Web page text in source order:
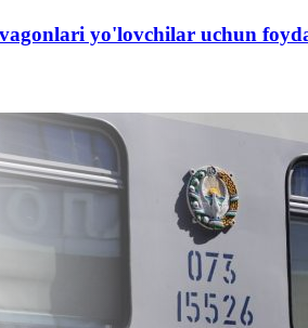
yo'lovchilar uchun